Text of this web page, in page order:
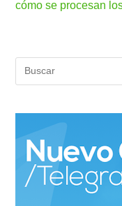
cómo se procesan